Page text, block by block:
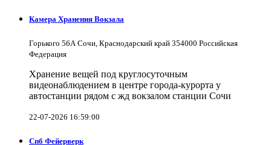
Камера Хранения Вокзала
Горького 56А Сочи, Краснодарский край 354000 Российская
Федерация
Хранение вещей под круглосуточным
видеонаблюдением в центре города-курорта у
автостанции рядом с жд вокзалом станции Сочи
22-07-2026 16:59:00
Спб Фейерверк